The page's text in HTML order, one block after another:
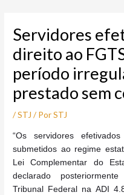
conteúdo
Servidores
direito ao
período
prestado sem
/STJ / PorSTJ
“Os servidores
submetidos ao regime
Lei Complementar do
declarado
Tribunal Federal na ADI